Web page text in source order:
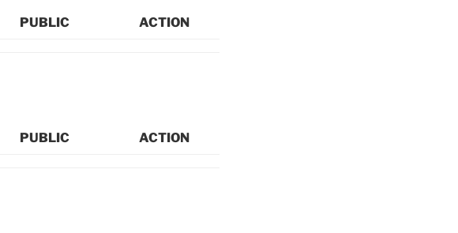
PUBLIC ACTION
PUBLIC ACTION